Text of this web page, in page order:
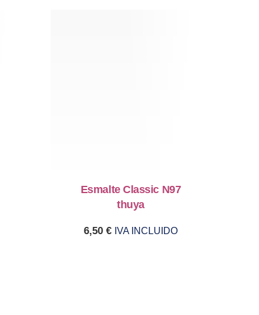
Esmalte Classic N97
thuya
6,50 € IVA INCLUIDO